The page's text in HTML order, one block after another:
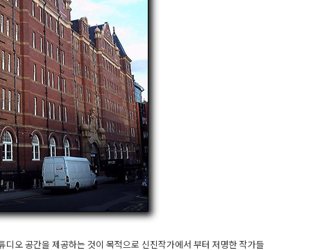
디오 공간을 제공하는 것이 목적으로 신진작가에서 부터 저명한 작가들